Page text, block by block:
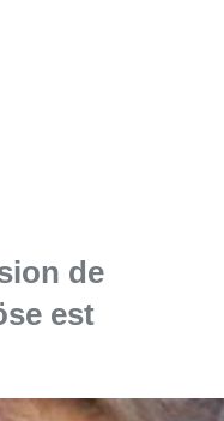
de
est